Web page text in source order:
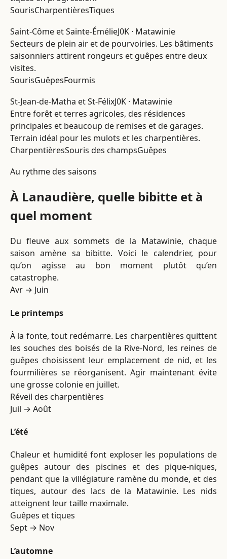
SourisCharpentièresTiques
Saint-Côme et Sainte-ÉmélieJ0K · Matawinie
Secteurs de plein air et de pourvoiries. Les bâtiments
saisonniers attirent rongeurs et guêpes entre deux
visites.
SourisGuêpesFourmis
St-Jean-de-Matha et St-FélixJ0K · Matawinie
Entre forêt et terres agricoles, des résidences
principales et beaucoup de remises et de garages.
Terrain idéal pour les mulots et les charpentières.
CharpentièresSouris des champsGuêpes
Au rythme des saisons
À Lanaudière, quelle bibitte et à
quel moment
Du fleuve aux sommets de la Matawinie, chaque
saison amène sa bibitte. Voici le calendrier, pour
qu’on agisse au bon moment plutôt qu’en
catastrophe.
Avr → Juin
Le printemps
À la fonte, tout redémarre. Les charpentières quittent
les souches des boisés de la Rive-Nord, les reines de
guêpes choisissent leur emplacement de nid, et les
fourmilières se réorganisent. Agir maintenant évite
une grosse colonie en juillet.
Réveil des charpentières
Juil → Août
L’été
Chaleur et humidité font exploser les populations de
guêpes autour des piscines et des pique-niques,
pendant que la villégiature ramène du monde, et des
tiques, autour des lacs de la Matawinie. Les nids
atteignent leur taille maximale.
Guêpes et tiques
Sept → Nov
L’automne